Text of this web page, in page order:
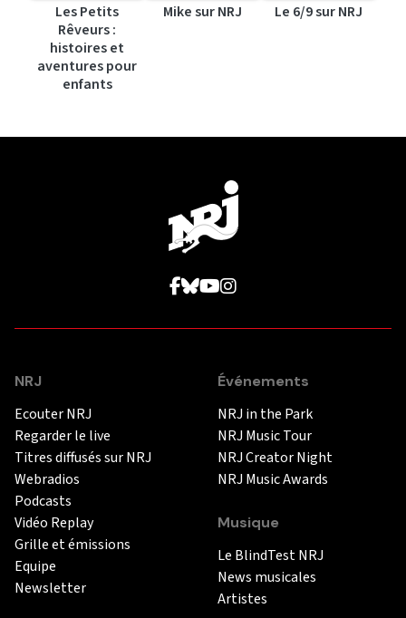
Les Petits
Rêveurs :
histoires et
aventures pour
enfants
Mike sur NRJ Le 6/9 sur NRJ
NRJ
Ecouter NRJ
Regarder le live
Titres diffusés sur NRJ
Webradios
Podcasts
Vidéo Replay
Grille et émissions
Equipe
Newsletter
Événements
NRJ in the Park
NRJ Music Tour
NRJ Creator Night
NRJ Music Awards
Musique
Le BlindTest NRJ
News musicales
Artistes